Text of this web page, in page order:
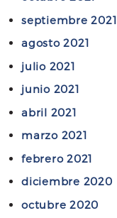
septiembre 2021
agosto 2021
julio 2021
junio 2021
abril 2021
marzo 2021
febrero 2021
diciembre 2020
octubre 2020